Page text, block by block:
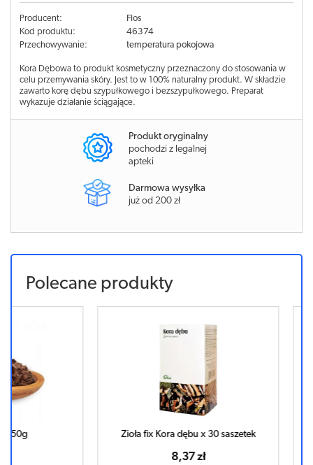
Producent:
Flos
Kod produktu:
46374
Przechowywanie:
temperatura pokojowa
Kora Dębowa to produkt kosmetyczny przeznaczony do stosowania w
celu przemywania skóry. Jest to w 100% naturalny produkt. W składzie
zawarto korę dębu szypułkowego i bezszypułkowego. Preparat
wykazuje działanie ściągające.
Produkt oryginalny
pochodzi z legalnej
apteki
Darmowa wysyłka
już od 200 zł
Polecane produkty
Zioła fix Kora dębu x 30 saszetek